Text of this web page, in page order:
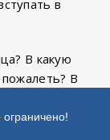
в
В какую
В
сложностей